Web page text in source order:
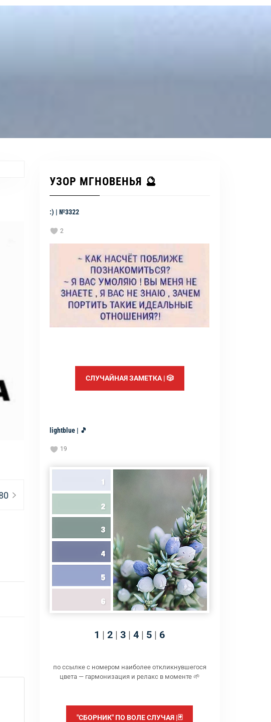
УЗОР МГНОВЕНЬЯ 🔮
:) | №3322
2
СЛУЧАЙНАЯ ЗАМЕТКА | 🎲
lightblue | 🎵
19
1 |2 |3 |4 | 5 | 6
по ссылке с номером наиболее откликнувшегося
цвета — гармонизация и релакс в моменте 🌱
"СБОРНИК" ПО ВОЛЕ СЛУЧАЯ |🃏